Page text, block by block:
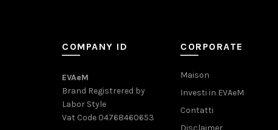
COMPANY ID
EVAeM
Brand Registrered by
Labor Style
Vat Code 04768460653
CORPORATE
Maison
Investi in EVAeM
Contatti
Disclaimer